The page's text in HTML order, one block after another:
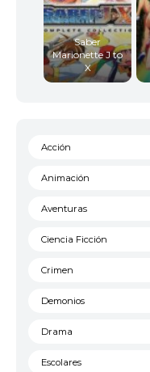
Saber
Marionette J to
X
Acción
Animación
Aventuras
Ciencia Ficción
Crimen
Demonios
Drama
Escolares